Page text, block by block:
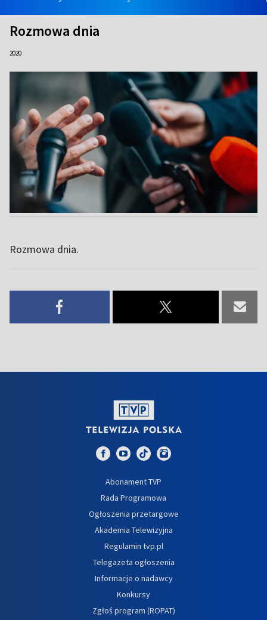
Rozmowa dnia
2020
Rozmowa dnia.
Abonament TVP
Rada Programowa
Ogłoszenia przetargowe
Akademia Telewizyjna
Regulamin tvp.pl
Telegazeta ogłoszenia
Informacje o nadawcy
Konkursy
Zgłoś program (ROPAT)